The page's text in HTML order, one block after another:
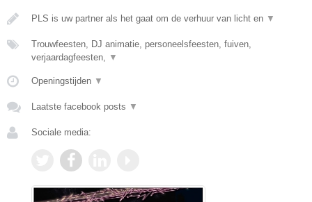
PLS is uw partner als het gaat om de verhuur van licht en ▼
Trouwfeesten, DJ animatie, personeelsfeesten, fuiven,
verjaardagfeesten, ▼
Openingstijden ▼
Laatste facebook posts ▼
Sociale media: